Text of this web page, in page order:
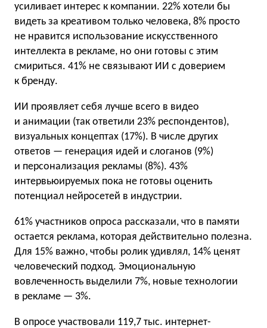
усиливает интерес к компании. 22% хотели бы
видеть за креативом только человека, 8% просто
не нравится использование искусственного
интеллекта в рекламе, но они готовы с этим
смириться. 41% не связывают ИИ с доверием
к бренду.
ИИ проявляет себя лучше всего в видео
и анимации (так ответили 23% респондентов),
визуальных концептах (17%). В числе других
ответов — генерация идей и слоганов (9%)
и персонализация рекламы (8%). 43%
интервьюируемых пока не готовы оценить
потенциал нейросетей в индустрии.
61% участников опроса рассказали, что в памяти
остается реклама, которая действительно полезна.
Для 15% важно, чтобы ролик удивлял, 14% ценят
человеческий подход. Эмоциональную
вовлеченность выделили 7%, новые технологии
в рекламе — 3%.
В опросе участвовали 119,7 тыс. интернет-